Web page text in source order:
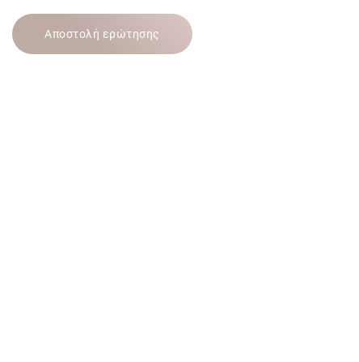
Αποστολή ερώτησης